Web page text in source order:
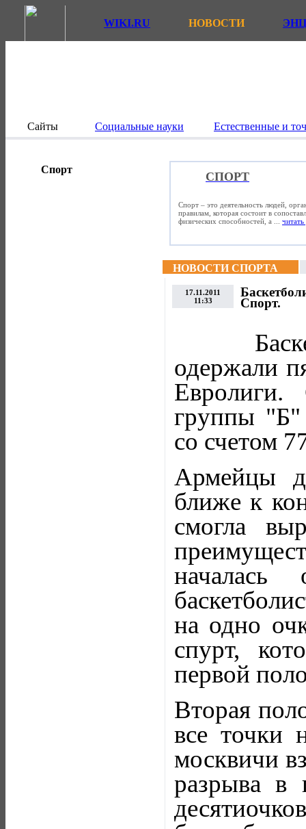
WIKI.RU НОВОСТИ
Сайты Социальные науки Естественные и
Спорт
СПОРТ
Спорт – это деятельность людей,
правилам, которая состоит в
физических способностей, а ... читать
НОВОСТИ СПОРТА
17.11.2011
11:33
Спорт.
одержали
группы "Б"
со счетом
Армейцы
ближе к
смогла
началась
на одно
спурт,
первой
Вторая
все точки
москвичи
разрыва